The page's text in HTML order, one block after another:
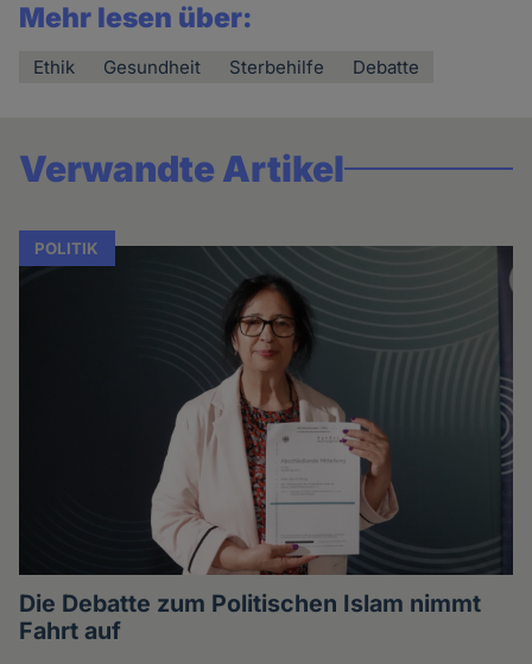
Mehr lesen über:
Ethik Gesundheit Sterbehilfe Debatte
Verwandte Artikel
POLITIK
Die Debatte zum Politischen Islam nimmt
Fahrt auf